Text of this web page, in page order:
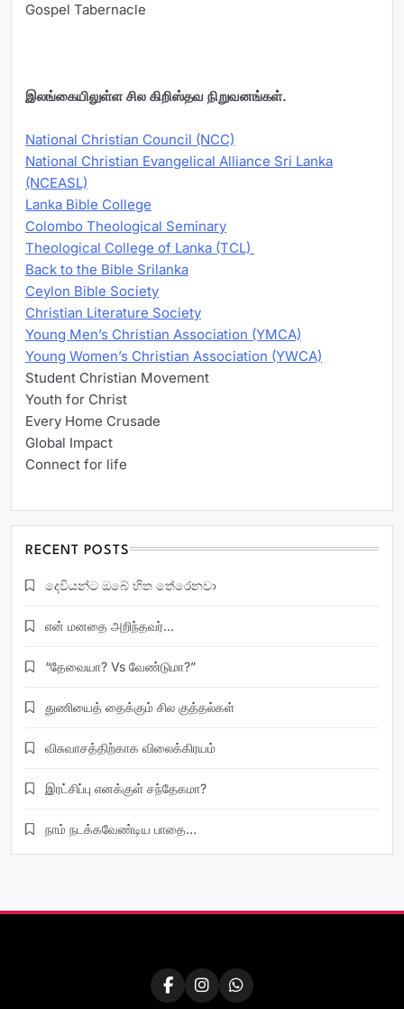
Gospel Tabernacle
இலங்கையிலுள்ள சில கிறிஸ்தவ நிறுவனங்கள்.
National Christian Council (NCC)
National Christian Evangelical Alliance Sri Lanka
(NCEASL)
Lanka Bible College
Colombo Theological Seminary
Theological College of Lanka (TCL)
Back to the Bible Srilanka
Ceylon Bible Society
Christian Literature Society
Young Men’s Christian Association (YMCA)
Young Women’s Christian Association (YWCA)
Student Christian Movement
Youth for Christ
Every Home Crusade
Global Impact
Connect for life
RECENT POSTS
දෙවියන්ට ඔබේ හිත තේරෙනවා
என் மனதை அறிந்தவர்…
“தேவையா? Vs வேண்டுமா?”
துணியைத் தைக்கும் சில குத்தல்கள்
விசுவாசத்திற்காக விலைக்கிரயம்
இரட்சிப்பு எனக்குள் சந்தேகமா?
நாம் நடக்கவேண்டிய பாதை…